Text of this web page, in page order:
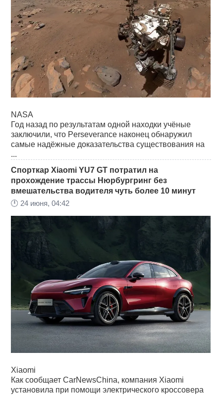
NASA
Год назад по результатам одной находки учёные
заключили, что Perseverance наконец обнаружил
самые надёжные доказательства существования на
...
Спорткар Xiaomi YU7 GT потратил на
прохождение трассы Нюрбургринг без
вмешательства водителя чуть более 10 минут
🕛 24 июня, 04:42
Xiaomi
Как сообщает CarNewsChina, компания Xiaomi
установила при помощи электрического кроссовера